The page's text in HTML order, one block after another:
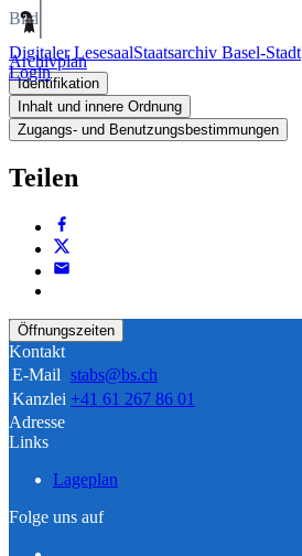
Digitaler LesesaalStaatsarchiv Basel-Stadt
Login
Bild
Archivplan
Identifikation
Inhalt und innere Ordnung
Zugangs- und Benutzungsbestimmungen
Teilen
Öffnungszeiten
Kontakt
E-Mail stabs@bs.ch
Kanzlei +41 61 267 86 01
Adresse
Links
Lageplan
Folge uns auf